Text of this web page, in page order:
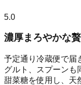
5.0
濃厚まろやかな
予定通り冷蔵便で届
グルト、スプーンも
甜菜糖を使用し、天